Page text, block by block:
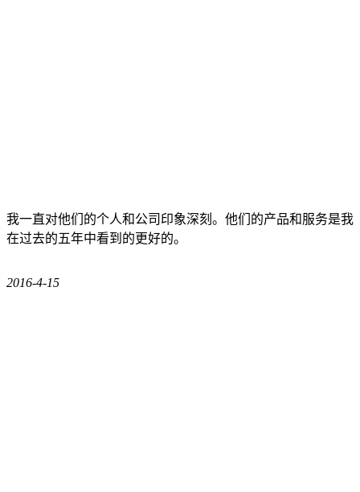
我一直对他们的个人和公司印象深刻。他们的产品和服务是我
在过去的五年中看到的更好的。
2016-4-15